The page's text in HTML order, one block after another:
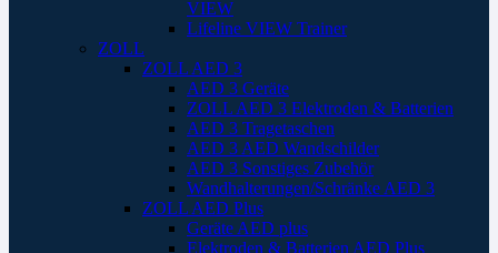
VIEW
Lifeline VIEW Trainer
ZOLL
ZOLL AED 3
AED 3 Geräte
ZOLL AED 3 Elektroden & Batterien
AED 3 Tragetaschen
AED 3 AED Wandschilder
AED 3 Sonstiges Zubehör
Wandhalterungen/Schränke AED 3
ZOLL AED Plus
Geräte AED plus
Elektroden & Batterien AED Plus